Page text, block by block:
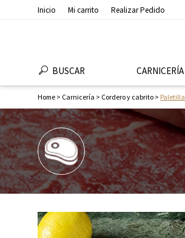
Inicio Mi carrito Realizar Pedido
BUSCAR CARNICERÍA
Home > Carnicería > Cordero y cabrito >